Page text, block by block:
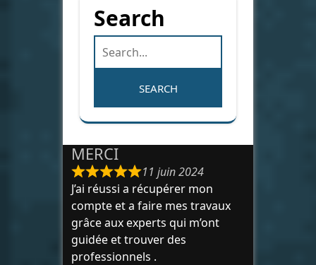
Search
MERCI
11 juin 2024
J’ai réussi a récupérer mon
compte et a faire mes travaux
grâce aux experts qui m’ont
guidée et trouver des
professionnels .